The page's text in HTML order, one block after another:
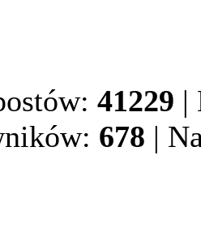
41229 |
678 |